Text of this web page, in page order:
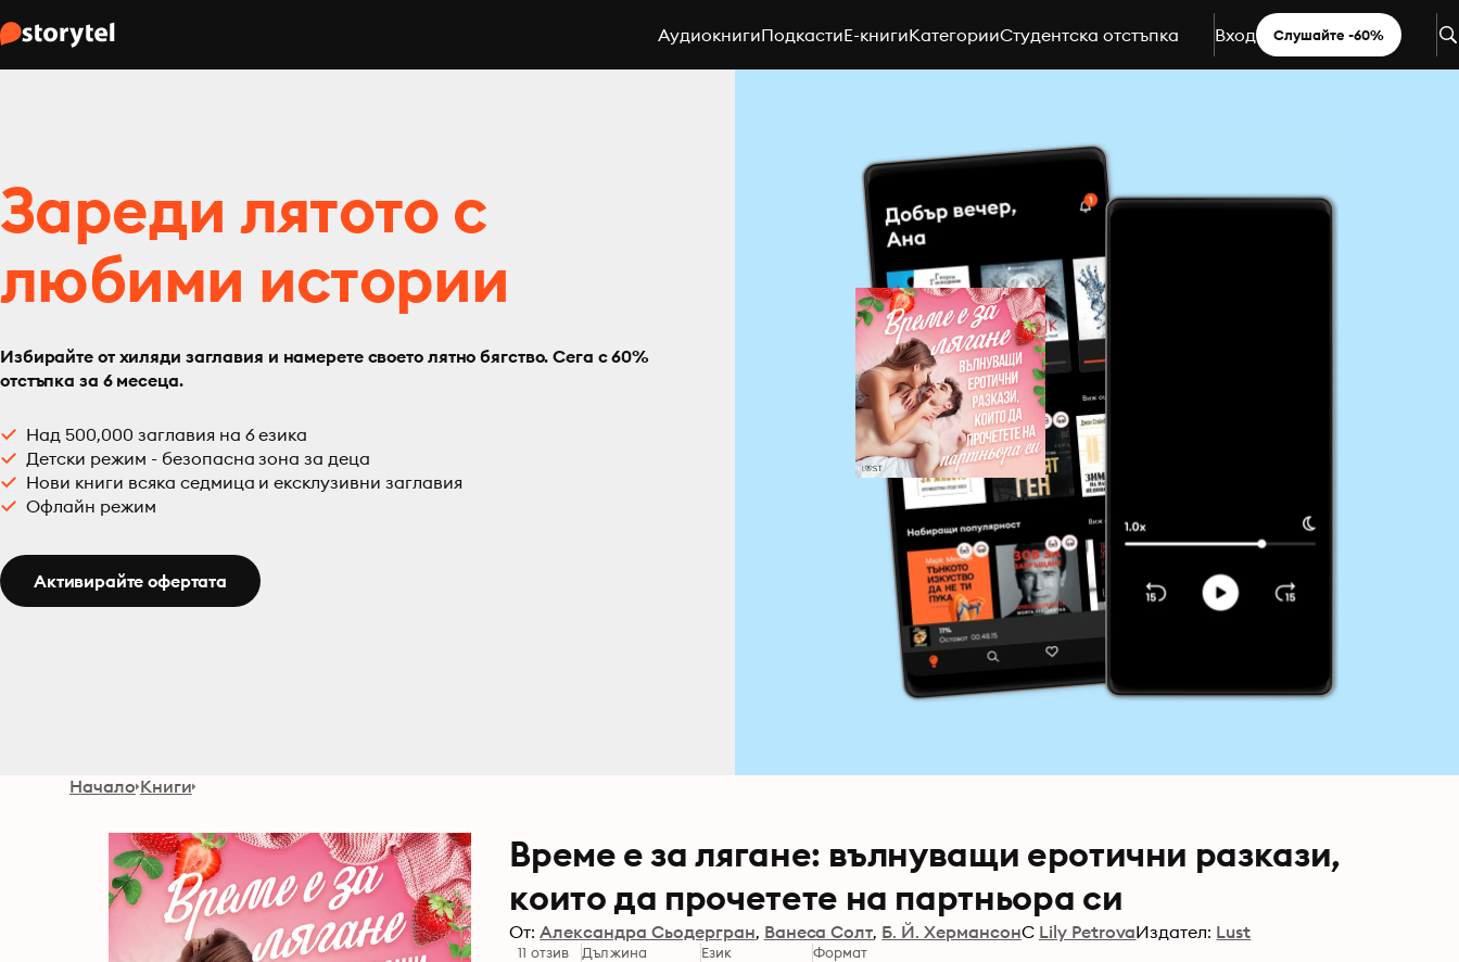
АудиокнигиПодкастиE-книгиКатегорииСтудентска отстъпка Вход Слушайте -60%
Зареди лятото с
любими истории
Избирайте от хиляди заглавия и намерете своето лятно бягство. Сега с 60%
отстъпка за 6 месеца.
Над 500,000 заглавия на 6 езика
Детски режим - безопасна зона за деца
Нови книги всяка седмица и ексклузивни заглавия
Офлайн режим
Активирайте офертата
Начало Книги
Време е за лягане: вълнуващи еротични разкази,
които да прочетете на партньора си
От: Александра Сьодергран Ванеса Солт Б. Й. ХермансонС Lily PetrovaИздател: Lust
11 отзив Дължина Език Формат